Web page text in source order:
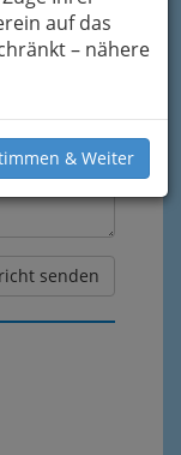
auf das
– nähere
& Weiter
senden